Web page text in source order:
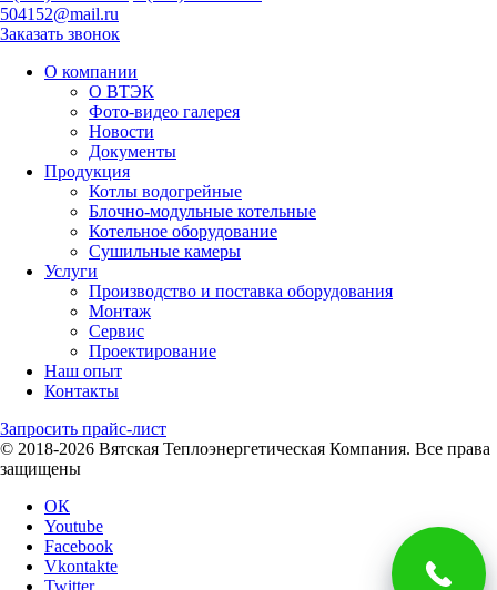
504152@mail.ru
Заказать звонок
О компании
О ВТЭК
Фото-видео галерея
Новости
Документы
Продукция
Котлы водогрейные
Блочно-модульные котельные
Котельное оборудование
Сушильные камеры
Услуги
Производство и поставка оборудования
Монтаж
Сервис
Проектирование
Наш опыт
Контакты
Запросить прайс-лист
© 2018-2026 Вятская Теплоэнергетическая Компания. Все права
защищены
ОК
Youtube
Facebook
Vkontakte
Twitter